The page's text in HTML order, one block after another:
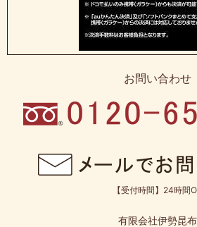
お問い合わせ
【受付時間】24時間
有限会社伊勢昆布